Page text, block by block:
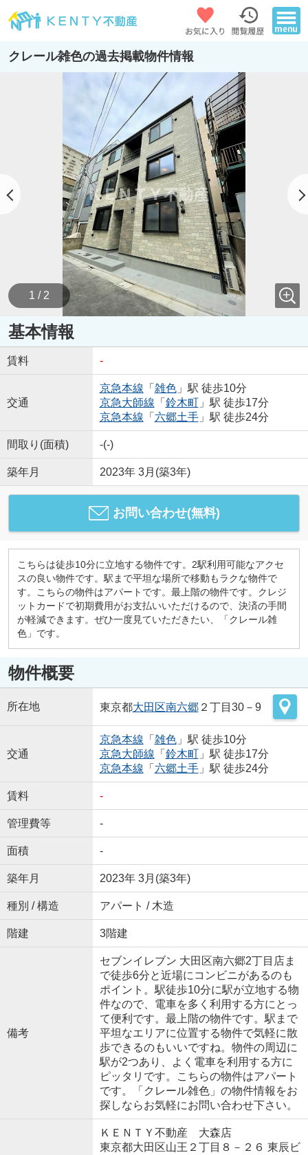
クレール雑色の過去掲載物件情報
1 / 2
基本情報
賃料 -
交通
京急本線 「 雑色」駅 徒歩10分
京急大師線 「 鈴木町」駅 徒歩17分
京急本線 「 六郷土手」駅 徒歩24分
間取り(面積) -(-)
築年月 2023年 3月(築3年)
お問い合わせ(無料)
こちらは徒歩10分に立地する物件です。2駅利用可能なアクセ
スの良い物件です。駅まで平坦な場所で移動もラクな物件で
す。こちらの物件はアパートです。最上階の物件です。クレジ
ットカードで初期費用がお支払いいただけるので、決済の手間
が軽減できます。ぜひ一度見ていただきたい、「クレール雑
色」です。
物件概要
所在地 東京都大田区南六郷２丁目30－9
交通
京急本線 「 雑色」駅 徒歩10分
京急大師線 「 鈴木町」駅 徒歩17分
京急本線 「 六郷土手」駅 徒歩24分
賃料 -
管理費等 -
面積 -
築年月 2023年 3月(築3年)
種別 / 構造 アパート / 木造
階建 3階建
備考
セブンイレブン 大田区南六郷2丁目店ま
で徒歩6分と近場にコンビニがあるのも
ポイント。駅徒歩10分に駅が立地する物
件なので、電車を多く利用する方にとっ
て便利です。最上階の物件です。駅まで
平坦なエリアに位置する物件で気軽に散
歩できるのもいいですね。物件の周辺に
駅が2つあり、よく電車を利用する方に
ピッタリです。こちらの物件はアパート
です。「クレール雑色」の物件情報をお
探しならお気軽にお問い合わせ下さい。
ＫＥＮＴＹ不動産 大森店
東京都大田区山王２丁目８－２６ 東辰ビ